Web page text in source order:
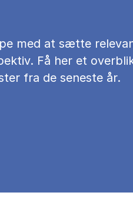
med at sætte
Få her et
fra de seneste år.